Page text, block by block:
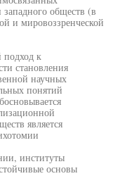
западного обществ (в
и мировоззренческой
подход к
становления
научных
понятий
является
институты
основы